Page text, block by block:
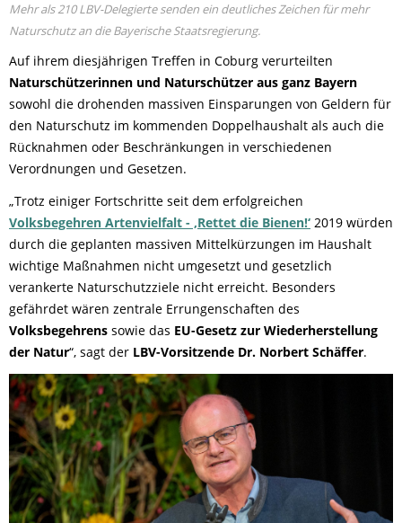
Mehr als 210 LBV-Delegierte senden ein deutliches Zeichen für mehr
Naturschutz an die Bayerische Staatsregierung.
Auf ihrem diesjährigen Treffen in Coburg verurteilten
Naturschützerinnen und Naturschützer aus ganz Bayern
sowohl die drohenden massiven Einsparungen von Geldern für
den Naturschutz im kommenden Doppelhaushalt als auch die
Rücknahmen oder Beschränkungen in verschiedenen
Verordnungen und Gesetzen.
„Trotz einiger Fortschritte seit dem erfolgreichen
Volksbegehren Artenvielfalt - ‚Rettet die Bienen!‘ 2019 würden
durch die geplanten massiven Mittelkürzungen im Haushalt
wichtige Maßnahmen nicht umgesetzt und gesetzlich
verankerte Naturschutzziele nicht erreicht. Besonders
gefährdet wären zentrale Errungenschaften des
Volksbegehrens sowie das EU-Gesetz zur Wiederherstellung
der Natur“, sagt der LBV-Vorsitzende Dr. Norbert Schäffer.